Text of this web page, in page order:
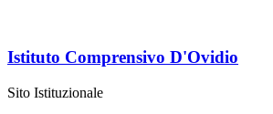
Istituto Comprensivo D'Ovidio
Sito Istituzionale